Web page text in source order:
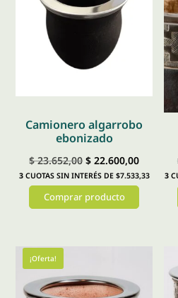
Camionero algarrobo
ebonizado
$23.652,00 El
precio
original
$ 22.600,00El
precio
3CUOTAS SIN INTERÉS DE $7.533,33
Comprar producto
tiene
múltiples
variantes.
3
¡Oferta!